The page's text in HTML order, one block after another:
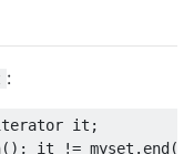
:
it !=